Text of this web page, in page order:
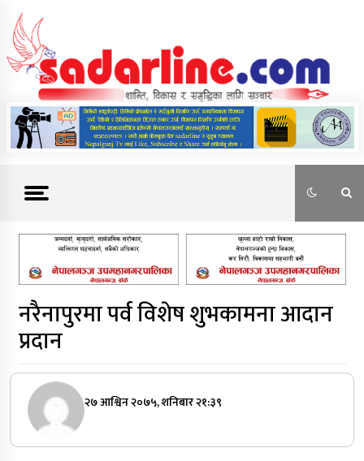
content
News For Nepal
नरैनापुरमा पर्व विशेष शुभकामना आदान
प्रदान
२७ आश्विन २०७५, शनिबार २१:३९